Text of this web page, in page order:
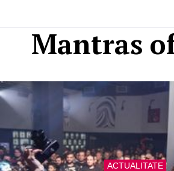
Mantras
ACTUALITATE